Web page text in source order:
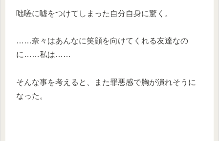
咄嗟に嘘をつけてしまった自分自身に驚く。
……奈々はあんなに笑顔を向けてくれる友達なの
に……私は……
そんな事を考えると、また罪悪感で胸が潰れそうに
なった。